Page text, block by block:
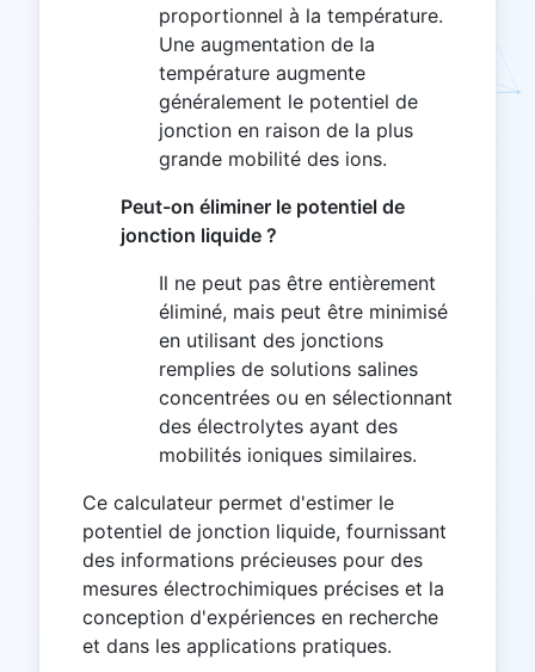
proportionnel à la température.
Une augmentation de la
température augmente
généralement le potentiel de
jonction en raison de la plus
grande mobilité des ions.
Peut-on éliminer le potentiel de
jonction liquide ?
Il ne peut pas être entièrement
éliminé, mais peut être minimisé
en utilisant des jonctions
remplies de solutions salines
concentrées ou en sélectionnant
des électrolytes ayant des
mobilités ioniques similaires.
Ce calculateur permet d'estimer le
potentiel de jonction liquide, fournissant
des informations précieuses pour des
mesures électrochimiques précises et la
conception d'expériences en recherche
et dans les applications pratiques.